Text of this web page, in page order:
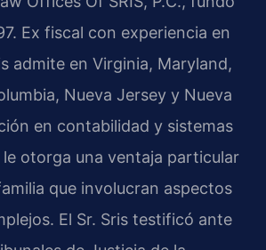
Ex fiscal con experiencia en
admite en Virginia, Maryland,
Nueva Jersey y Nueva
en contabilidad y sistemas
otorga una ventaja particular
que involucran aspectos
El Sr. Sris testificó ante